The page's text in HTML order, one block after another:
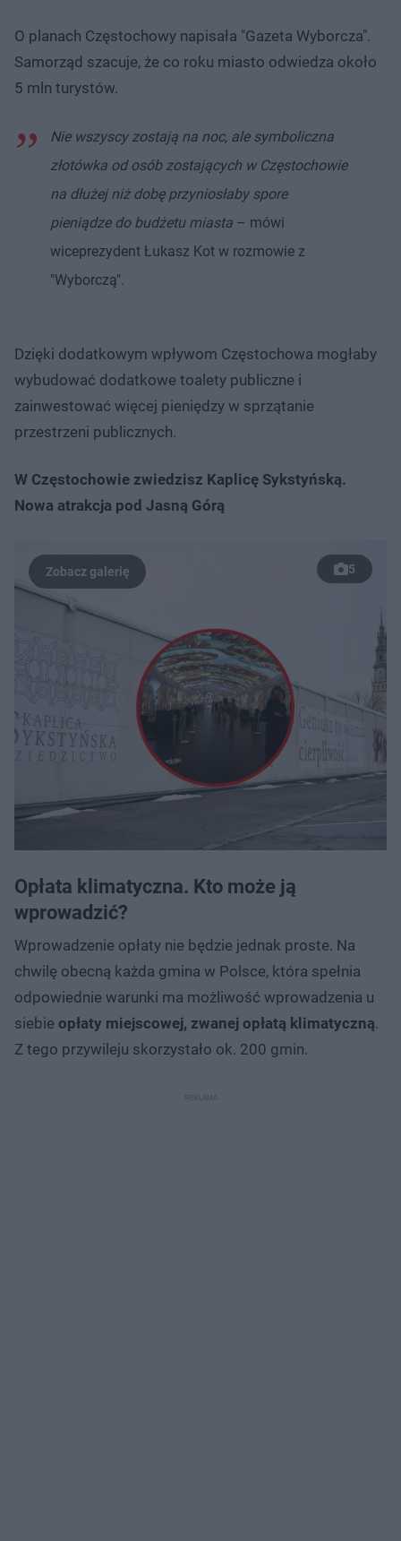
O planach Częstochowy napisała "Gazeta Wyborcza".
Samorząd szacuje, że co roku miasto odwiedza około
5 mln turystów.
Nie wszyscy zostają na noc, ale symboliczna
złotówka od osób zostających w Częstochowie
na dłużej niż dobę przyniosłaby spore
pieniądze do budżetu miasta – mówi
wiceprezydent Łukasz Kot w rozmowie z
"Wyborczą".
Dzięki dodatkowym wpływom Częstochowa mogłaby
wybudować dodatkowe toalety publiczne i
zainwestować więcej pieniędzy w sprzątanie
przestrzeni publicznych.
W Częstochowie zwiedzisz Kaplicę Sykstyńską.
Nowa atrakcja pod Jasną Górą
5
Opłata klimatyczna. Kto może ją
wprowadzić?
Wprowadzenie opłaty nie będzie jednak proste. Na
chwilę obecną każda gmina w Polsce, która spełnia
odpowiednie warunki ma możliwość wprowadzenia u
siebie opłaty miejscowej, zwanej opłatą klimatyczną.
Z tego przywileju skorzystało ok. 200 gmin.